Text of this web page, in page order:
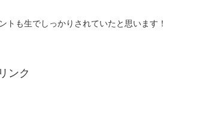
も生でしっかりされていたと思います！
ンク